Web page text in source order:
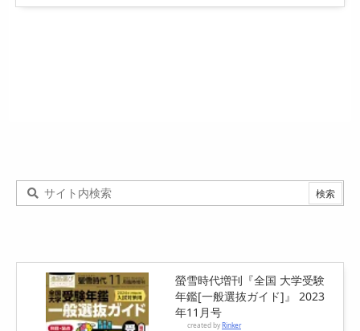
螢雪時代増刊『全国 大学受験
年鑑[一般選抜ガイド]』 2023
年11月号
created byRinker